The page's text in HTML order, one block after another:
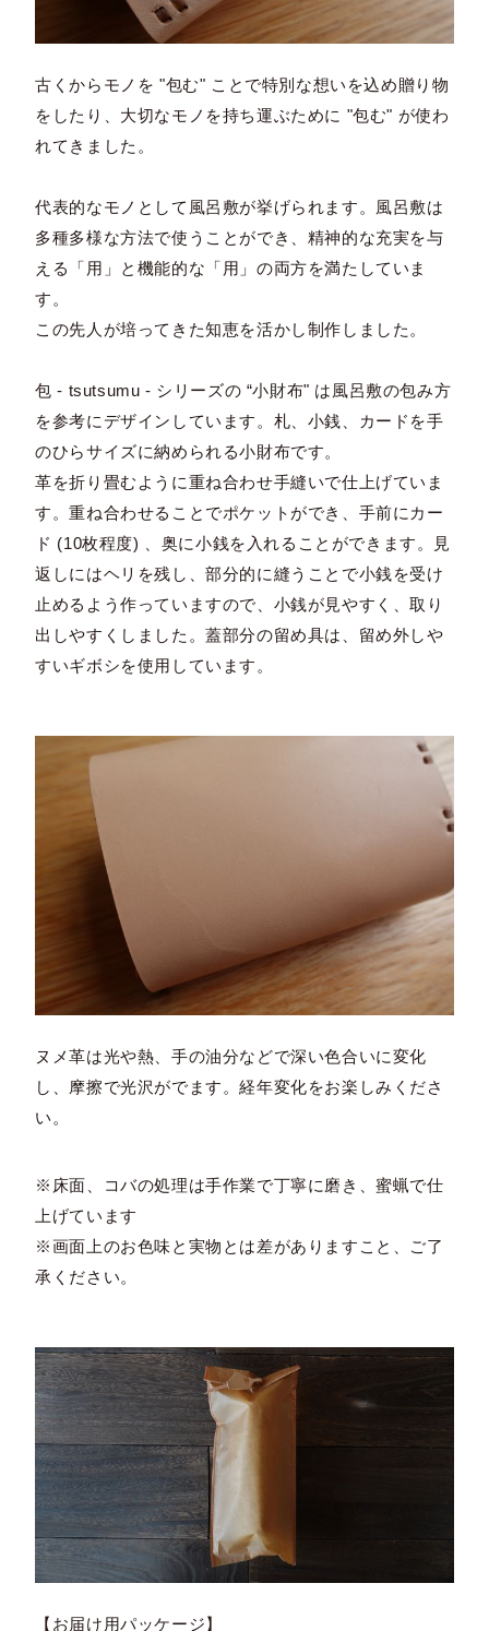
古くからモノを "包む" ことで特別な想いを込め贈り物
をしたり、大切なモノを持ち運ぶために "包む" が使わ
れてきました。
代表的なモノとして風呂敷が挙げられます。風呂敷は
多種多様な方法で使うことができ、精神的な充実を与
える「用」と機能的な「用」の両方を満たしていま
す。
この先人が培ってきた知恵を活かし制作しました。
包 - tsutsumu - シリーズの “小財布" は風呂敷の包み方
を参考にデザインしています。札、小銭、カードを手
のひらサイズに納められる小財布です。
革を折り畳むように重ね合わせ手縫いで仕上げていま
す。重ね合わせることでポケットができ、手前にカー
ド (10枚程度) 、奥に小銭を入れることができます。見
返しにはヘリを残し、部分的に縫うことで小銭を受け
止めるよう作っていますので、小銭が見やすく、取り
出しやすくしました。蓋部分の留め具は、留め外しや
すいギボシを使用しています。
ヌメ革は光や熱、手の油分などで深い色合いに変化
し、摩擦で光沢がでます。経年変化をお楽しみくださ
い。
※床面、コバの処理は手作業で丁寧に磨き、蜜蝋で仕
上げています
※画面上のお色味と実物とは差がありますこと、ご了
承ください。
【お届け用パッケージ】